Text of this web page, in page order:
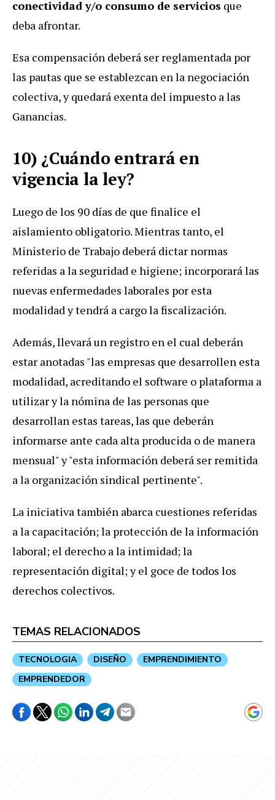
conectividad y/o consumo de servicios que
deba afrontar.
Esa compensación deberá ser reglamentada por
las pautas que se establezcan en la negociación
colectiva, y quedará exenta del impuesto a las
Ganancias.
10) ¿Cuándo entrará en
vigencia la ley?
Luego de los 90 días de que finalice el
aislamiento obligatorio. Mientras tanto, el
Ministerio de Trabajo deberá dictar normas
referidas a la seguridad e higiene; incorporará las
nuevas enfermedades laborales por esta
modalidad y tendrá a cargo la fiscalización.
Además, llevará un registro en el cual deberán
estar anotadas "las empresas que desarrollen esta
modalidad, acreditando el software o plataforma a
utilizar y la nómina de las personas que
desarrollan estas tareas, las que deberán
informarse ante cada alta producida o de manera
mensual" y "esta información deberá ser remitida
a la organización sindical pertinente".
La iniciativa también abarca cuestiones referidas
a la capacitación; la protección de la información
laboral; el derecho a la intimidad; la
representación digital; y el goce de todos los
derechos colectivos.
TEMAS RELACIONADOS
TECNOLOGIA DISEÑO
EMPRENDIMIENTO
EMPRENDEDOR